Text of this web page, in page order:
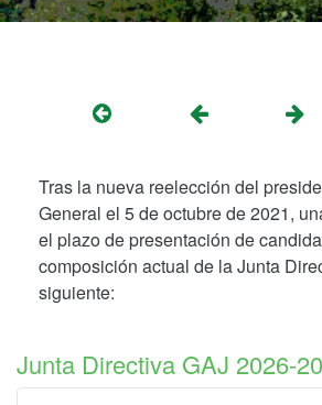
Tras la nueva reelección del
General el 5 de octubre de 2021,
el plazo de presentación de
composición actual de la Junta
siguiente:
Junta Directiva GAJ 2026-